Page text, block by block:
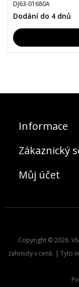
DJ63-01680A
Dodání do 4 dnů
Informace
Zákaznický
Můj účet
Copyright © 2026.
zahrnuty v ceně. | Tyto